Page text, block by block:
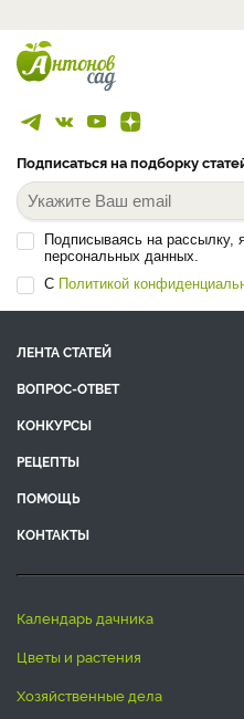
Подписаться на подборку
Подписываясь на рассылку,
персональных данных.
С Политикой
ЛЕНТА СТАТЕЙ
ВОПРОС-ОТВЕТ
КОНКУРСЫ
РЕЦЕПТЫ
ПОМОЩЬ
КОНТАКТЫ
календарь дачника
цветы и растения
хозяйственные дела